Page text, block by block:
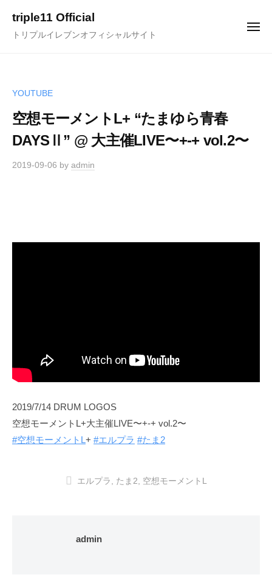
triple11 Official
トリプルイレブンオフィシャルサイト
メ
YOUTUBE
空想モーメントL+ “たまゆら青春
DAYSⅡ” @ 大主催LIVE〜+-+ vol.2〜
2019-09-06 by admin
2019/7/14 DRUM LOGOS
空想モーメントL+大主催LIVE〜+-+ vol.2〜
#空想モーメントL+ #エルプラ #たま2
エルプラ , たま2, 空想モーメントL
admin